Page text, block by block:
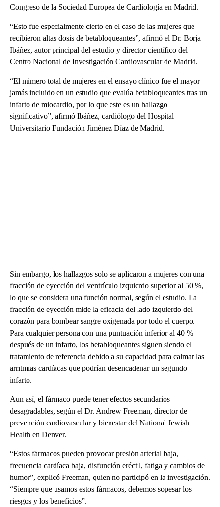
Congreso de la Sociedad Europea de Cardiología en Madrid.
“Esto fue especialmente cierto en el caso de las mujeres que
recibieron altas dosis de betabloqueantes”, afirmó el Dr. Borja
Ibáñez, autor principal del estudio y director científico del
Centro Nacional de Investigación Cardiovascular de Madrid.
“El número total de mujeres en el ensayo clínico fue el mayor
jamás incluido en un estudio que evalúa betabloqueantes tras un
infarto de miocardio, por lo que este es un hallazgo
significativo”, afirmó Ibáñez, cardiólogo del Hospital
Universitario Fundación Jiménez Díaz de Madrid.
Sin embargo, los hallazgos solo se aplicaron a mujeres con una
fracción de eyección del ventrículo izquierdo superior al 50 %,
lo que se considera una función normal, según el estudio. La
fracción de eyección mide la eficacia del lado izquierdo del
corazón para bombear sangre oxigenada por todo el cuerpo.
Para cualquier persona con una puntuación inferior al 40 %
después de un infarto, los betabloqueantes siguen siendo el
tratamiento de referencia debido a su capacidad para calmar las
arritmias cardíacas que podrían desencadenar un segundo
infarto.
Aun así, el fármaco puede tener efectos secundarios
desagradables, según el Dr. Andrew Freeman, director de
prevención cardiovascular y bienestar del National Jewish
Health en Denver.
“Estos fármacos pueden provocar presión arterial baja,
frecuencia cardíaca baja, disfunción eréctil, fatiga y cambios de
humor”, explicó Freeman, quien no participó en la investigación.
“Siempre que usamos estos fármacos, debemos sopesar los
riesgos y los beneficios”.